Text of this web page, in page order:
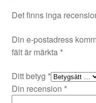
Det finns inga
Din e-postadress
fält är märkta *
Ditt betyg *
Din recension *